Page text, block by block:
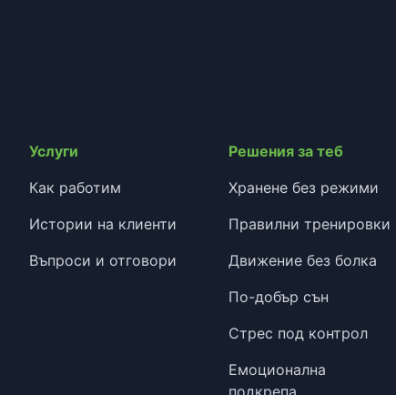
Услуги
Как работим
Истории на клиенти
Въпроси и отговори
Решения за теб
Хранене без режими
Правилни тренировки
Движение без болка
По-добър сън
Стрес под контрол
Емоционална
подкрепа